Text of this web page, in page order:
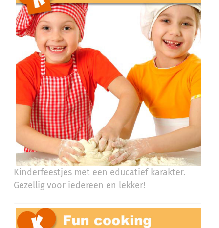
Kinderfeestjes met een educatief karakter.
Gezellig voor iedereen en lekker!